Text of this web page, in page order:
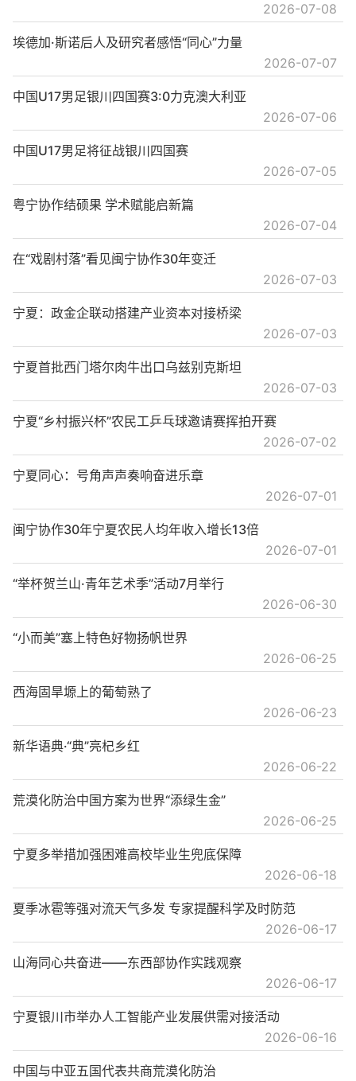
2026-07-08
2026-07-07
埃德加·斯诺后人及研究者感悟“同心”力量
2026-07-06
中国U17男足银川四国赛3:0力克澳大利亚
2026-07-05
中国U17男足将征战银川四国赛
2026-07-04
粤宁协作结硕果 学术赋能启新篇
2026-07-03
在“戏剧村落”看见闽宁协作30年变迁
2026-07-03
宁夏：政金企联动搭建产业资本对接桥梁
2026-07-03
宁夏首批西门塔尔肉牛出口乌兹别克斯坦
2026-07-02
宁夏“乡村振兴杯”农民工乒乓球邀请赛挥拍开赛
2026-07-01
宁夏同心：号角声声奏响奋进乐章
2026-07-01
闽宁协作30年宁夏农民人均年收入增长13倍
2026-06-30
“举杯贺兰山·青年艺术季”活动7月举行
2026-06-25
“小而美”塞上特色好物扬帆世界
2026-06-23
西海固旱塬上的葡萄熟了
2026-06-22
新华语典·“典”亮杞乡红
2026-06-25
荒漠化防治中国方案为世界“添绿生金”
2026-06-18
宁夏多举措加强困难高校毕业生兜底保障
2026-06-17
夏季冰雹等强对流天气多发 专家提醒科学及时防范
2026-06-17
山海同心共奋进——东西部协作实践观察
2026-06-16
宁夏银川市举办人工智能产业发展供需对接活动
中国与中亚五国代表共商荒漠化防治